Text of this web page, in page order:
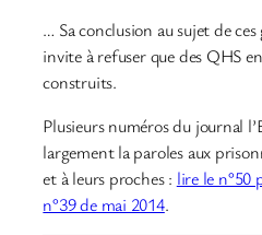
… Sa conclusion au sujet de
invite à refuser que des QHS
construits.
Plusieurs numéros du journal
largement la paroles aux
et à leurs proches : lire le n°50
n°39 de mai 2014.